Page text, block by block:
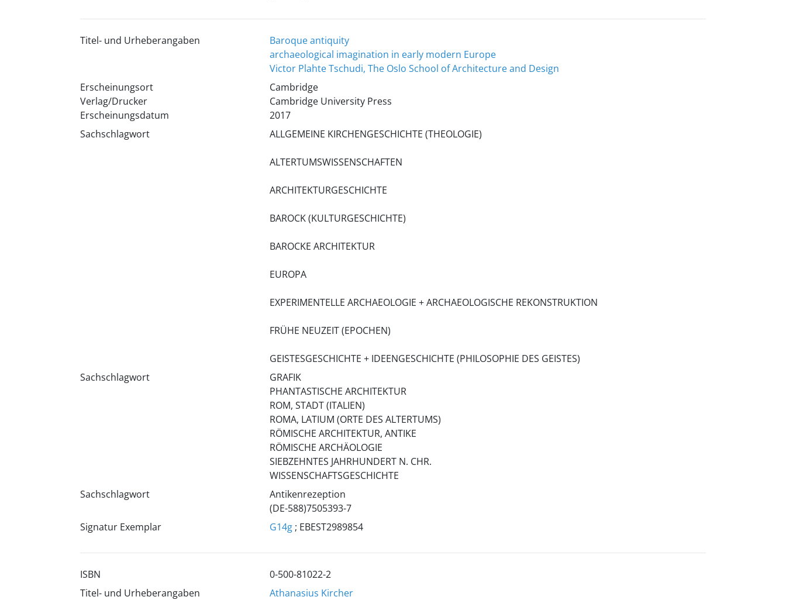
Titel- und Urheberangaben
Baroque antiquity
archaeological imagination in early modern Europe
Victor Plahte Tschudi, The Oslo School of Architecture and Design
Erscheinungsort
Verlag/Drucker
Erscheinungsdatum
Cambridge
Cambridge University Press
2017
Sachschlagwort
ALLGEMEINE KIRCHENGESCHICHTE (THEOLOGIE)
ALTERTUMSWISSENSCHAFTEN
ARCHITEKTURGESCHICHTE
BAROCK (KULTURGESCHICHTE)
BAROCKE ARCHITEKTUR
EUROPA
EXPERIMENTELLE ARCHAEOLOGIE + ARCHAEOLOGISCHE REKONSTRUKTION
FRÜHE NEUZEIT (EPOCHEN)
GEISTESGESCHICHTE + IDEENGESCHICHTE (PHILOSOPHIE DES GEISTES)
Sachschlagwort
GRAFIK
PHANTASTISCHE ARCHITEKTUR
ROM, STADT (ITALIEN)
ROMA, LATIUM (ORTE DES ALTERTUMS)
RÖMISCHE ARCHITEKTUR, ANTIKE
RÖMISCHE ARCHÄOLOGIE
SIEBZEHNTES JAHRHUNDERT N. CHR.
WISSENSCHAFTSGESCHICHTE
Sachschlagwort
Antikenrezeption
(DE-588)7505393-7
Signatur Exemplar
G14g; EBEST2989854
ISBN
0-500-81022-2
Titel- und Urheberangaben
Athanasius Kircher